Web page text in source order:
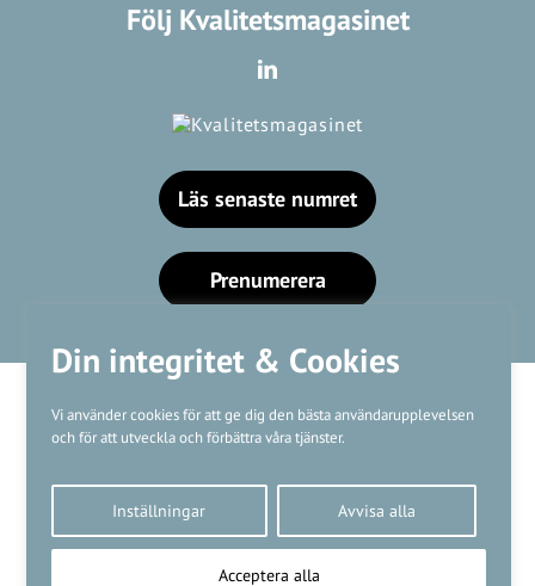
Din integritet & Cookies
Vi använder cookies för att ge dig den bästa användarupplevelsen
och för att utveckla och förbättra våra tjänster.
Inställningar Avvisa alla
Acceptera alla
Följ Kvalitetsmagasinet
Läs senaste numret
Prenumerera
Kundtjänst